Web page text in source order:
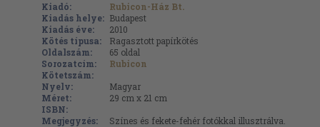
Kiadó:
Rubicon-Ház Bt.
Kiadás helye: Budapest
Kiadás éve:
2010
Kötés típusa:
Ragasztott papírkötés
Oldalszám:
65 oldal
Sorozatcím:
Rubicon
Kötetszám:
Nyelv:
Magyar
Méret:
29 cm x 21 cm
ISBN:
Megjegyzés:
Színes és fekete-fehér fotókkal illusztrálva.